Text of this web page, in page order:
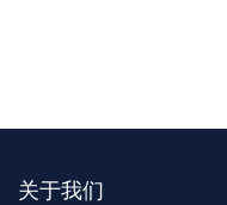
关于我们